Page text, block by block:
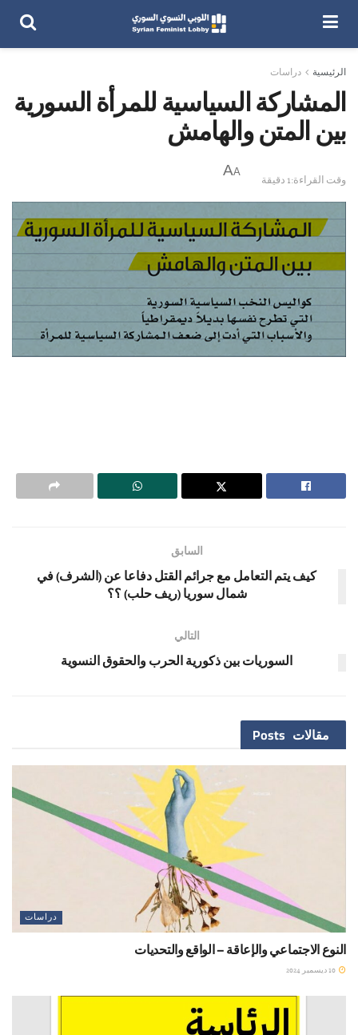
الرئيسية دراسات
المشاركة السياسية للمرأة السورية
بين المتن والهامش
وقت القراءة:1 دقيقة
A
A
السابق
كيف يتم التعامل مع جرائم القتل دفاعا عن (الشرف) في
شمال سوريا (ريف حلب) ؟؟
التالي
السوريات بين ذكورية الحرب والحقوق النسوية
مقالات
دراسات
النوع الاجتماعي والإعاقة – الواقع والتحديات